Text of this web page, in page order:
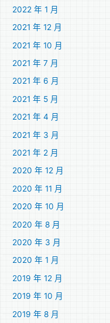
2022 年 1 月
2021 年 12 月
2021 年 10 月
2021 年 7 月
2021 年 6 月
2021 年 5 月
2021 年 4 月
2021 年 3 月
2021 年 2 月
2020 年 12 月
2020 年 11 月
2020 年 10 月
2020 年 8 月
2020 年 3 月
2020 年 1 月
2019 年 12 月
2019 年 10 月
2019 年 8 月